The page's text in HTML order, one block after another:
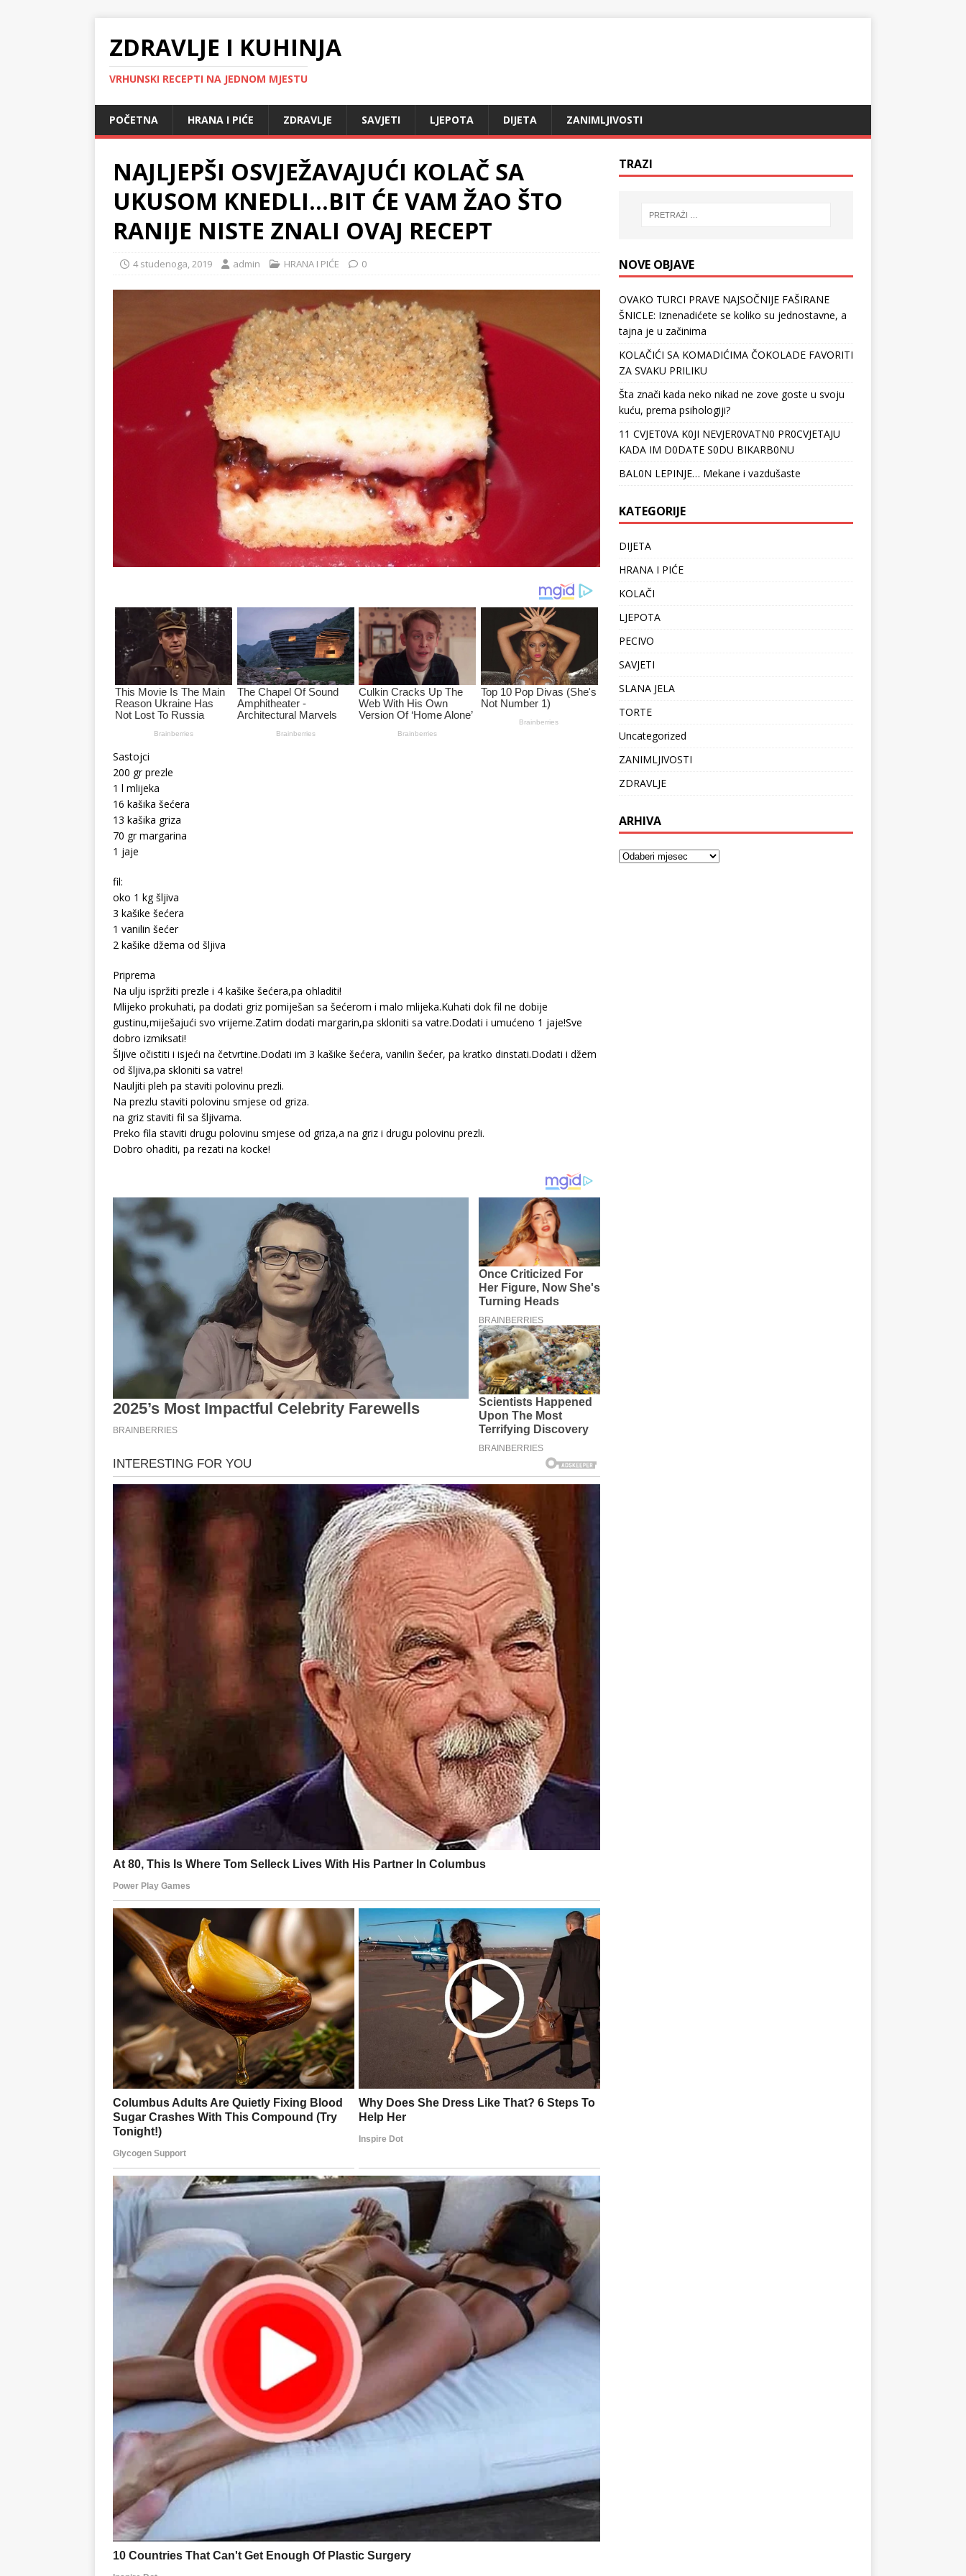
ZDRAVLJE I KUHINJA
VRHUNSKI RECEPTI NA JEDNOM MJESTU
POČETNA HRANA I PIĆE ZDRAVLJE SAVJETI LJEPOTA DIJETA ZANIMLJIVOSTI
NAJLJEPŠI OSVJEŽAVAJUĆI KOLAČ SA
UKUSOM KNEDLI…BIT ĆE VAM ŽAO ŠTO
RANIJE NISTE ZNALI OVAJ RECEPT
4 studenoga, 2019 admin HRANA I PIĆE 0
Sastojci
200 gr prezle
1 l mlijeka
16 kašika šećera
13 kašika griza
70 gr margarina
1 jaje
fil:
oko 1 kg šljiva
3 kašike šećera
1 vanilin šećer
2 kašike džema od šljiva
Priprema
Na ulju ispržiti prezle i 4 kašike šećera,pa ohladiti!
Mlijeko prokuhati, pa dodati griz pomiješan sa šećerom i malo mlijeka.Kuhati dok fil ne dobije
gustinu,miješajući svo vrijeme.Zatim dodati margarin,pa skloniti sa vatre.Dodati i umućeno 1 jaje!Sve
dobro izmiksati!
Šljive očistiti i isjeći na četvrtine.Dodati im 3 kašike šećera, vanilin šećer, pa kratko dinstati.Dodati i džem
od šljiva,pa skloniti sa vatre!
Nauljiti pleh pa staviti polovinu prezli.
Na prezlu staviti polovinu smjese od griza.
na griz staviti fil sa šljivama.
Preko fila staviti drugu polovinu smjese od griza,a na griz i drugu polovinu prezli.
Dobro ohaditi, pa rezati na kocke!
TRAZI
NOVE OBJAVE
OVAKO TURCI PRAVE NAJSOČNIJE FAŠIRANE
ŠNICLE: Iznenadićete se koliko su jednostavne, a
tajna je u začinima
KOLAČIĆI SA KOMADIĆIMA ČOKOLADE FAVORITI
ZA SVAKU PRILIKU
Šta znači kada neko nikad ne zove goste u svoju
kuću, prema psihologiji?
11 CVJET0VA K0JI NEVJER0VATN0 PR0CVJETAJU
KADA IM D0DATE S0DU BIKARB0NU
BAL0N LEPINJE… Mekane i vazdušaste
KATEGORIJE
DIJETA
HRANA I PIĆE
KOLAČI
LJEPOTA
PECIVO
SAVJETI
SLANA JELA
TORTE
Uncategorized
ZANIMLJIVOSTI
ZDRAVLJE
ARHIVA